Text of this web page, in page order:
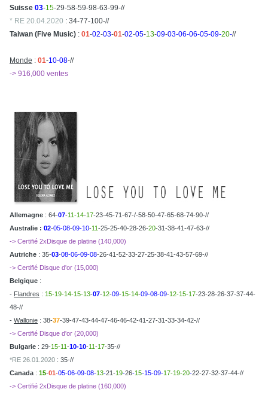
Suisse 03-15-29-58-59-98-63-99-//
* RE 20.04.2020 : 34-77-100-//
Taiwan (Five Music) : 01-02-03-01-02-05-13-09-03-06-06-05-09-20-//
Monde : 01-10-08-//
-> 916,000 ventes
Allemagne : 64-07-11-14-17-23-45-71-67-/-58-50-47-65-68-74-90-//
Australie : 02-05-08-09-10-11 -25-25-40-28-26-20-31-38-41-47-63-//
-> Certifié 2xDisque de platine (140,000)
Autriche : 35-03-08-06-09-08-26-41-52-33-27-25-38-41-43-57-69-//
-> Certifié Disque d'or (15,000)
Belgique :
- Flandres : 15-19-14-15-13-07-12-09-15-14-09-08-09-12-15-17-23-28-26-37-37-44-
48-//
- Wallonie : 38-37-39-47-43-44-47-46-46-42-41-27-31-33-34-42-//
-> Certifié Disque d'or (20,000)
Bulgarie : 29-15-11 -10-10-11 -17-35-//
*RE 26.01.2020 : 35-//
Canada : 15-01-05-06-09-08-13-21-19-26-15-15-09-17-19-20-22-27-32-37-44-//
-> Certifié 2xDisque de platine (160,000)